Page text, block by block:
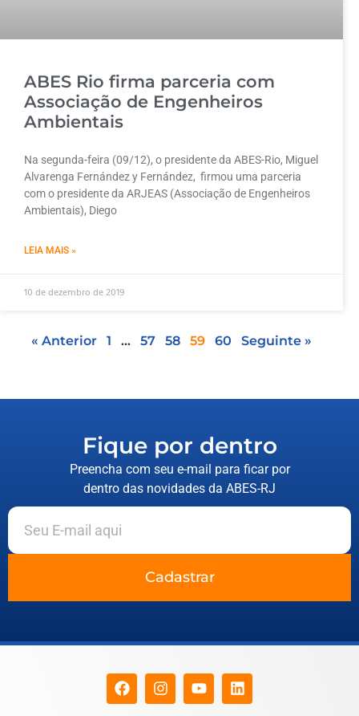
ABES Rio firma parceria com
Associação de Engenheiros
Ambientais
Na segunda-feira (09/12), o presidente da ABES-Rio, Miguel
Alvarenga Fernández y Fernández, firmou uma parceria
com o presidente da ARJEAS (Associação de Engenheiros
Ambientais), Diego
LEIA MAIS »
10 de dezembro de 2019
« Anterior 1 … 57 58 59 60 Seguinte »
Fique por dentro
Preencha com seu e-mail para ficar por
dentro das novidades da ABES-RJ
Cadastrar